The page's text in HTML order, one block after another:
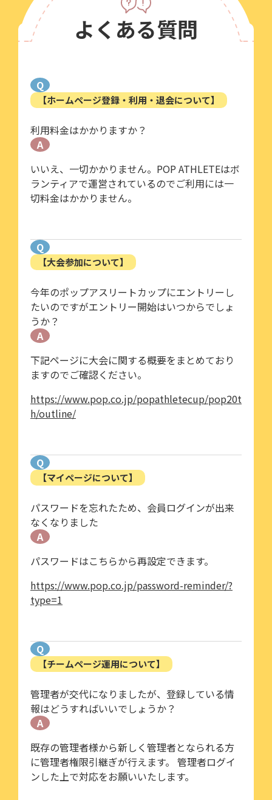
よくある質問
Q
【ホームページ登録・利用・退会について】
利用料金はかかりますか？
A
いいえ、一切かかりません。POP ATHLETEはボ
ランティアで運営されているのでご利用には一
切料金はかかりません。
Q
【大会参加について】
今年のポップアスリートカップにエントリーし
たいのですがエントリー開始はいつからでしょ
うか？
A
下記ページに大会に関する概要をまとめており
ますのでご確認ください。
https://www.pop.co.jp/popathletecup/pop20t
h/outline/
Q
【マイページについて】
パスワードを忘れたため、会員ログインが出来
なくなりました
A
パスワードはこちらから再設定できます。
https://www.pop.co.jp/password-reminder/?
type=1
Q
【チームページ運用について】
管理者が交代になりましたが、登録している情
報はどうすればいいでしょうか？
A
既存の管理者様から新しく管理者となられる方
に管理者権限引継ぎが行えます。 管理者ログイ
ンした上で対応をお願いいたします。